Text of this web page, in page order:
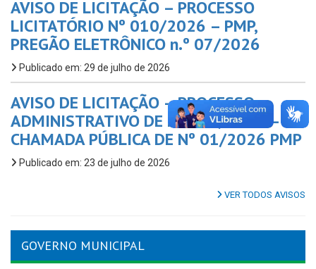
AVISO DE LICITAÇÃO – PROCESSO
LICITATÓRIO Nº 010/2026 – PMP,
PREGÃO ELETRÔNICO n.º 07/2026
Publicado em: 29 de julho de 2026
AVISO DE LICITAÇÃO – PROCESSO
ADMINISTRATIVO DE Nº 017/2026 –
CHAMADA PÚBLICA DE Nº 01/2026 PMP
Publicado em: 23 de julho de 2026
VER TODOS AVISOS
GOVERNO MUNICIPAL